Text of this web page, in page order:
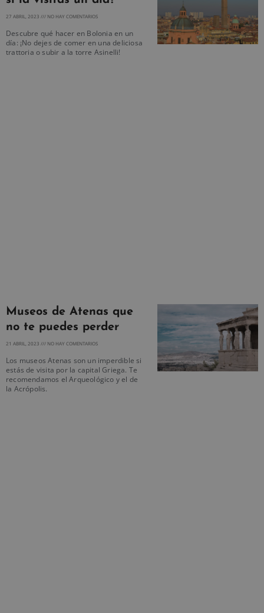
27 ABRIL, 2023 NO HAY COMENTARIOS
Descubre qué hacer en Bolonia en un
día: ¡No dejes de comer en una deliciosa
trattoria o subir a la torre Asinelli!
Museos de Atenas que
no te puedes perder
21 ABRIL, 2023 NO HAY COMENTARIOS
Los museos Atenas son un imperdible si
estás de visita por la capital Griega. Te
recomendamos el Arqueológico y el de
la Acrópolis.